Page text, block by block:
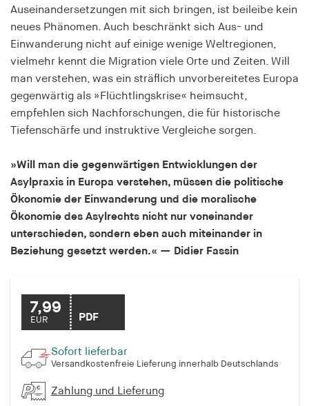
Auseinandersetzungen mit sich bringen, ist beileibe kein
neues Phänomen. Auch beschränkt sich Aus- und
Einwanderung nicht auf einige wenige Weltregionen,
vielmehr kennt die Migration viele Orte und Zeiten. Will
man verstehen, was ein sträflich unvorbereitetes Europa
gegenwärtig als » Flüchtlingskrise« heimsucht,
empfehlen sich Nachforschungen, die für historische
Tiefenschärfe und instruktive Vergleiche sorgen.
»Will man die gegenwärtigen Entwicklungen der
Asylpraxis in Europa verstehen, müssen die politische
Ökonomie der Einwanderung und die moralische
Ökonomie des Asylrechts nicht nur voneinander
unterschieden, sondern eben auch miteinander in
Beziehung gesetzt werden.« — Didier Fassin
7,99
EUR PDF
Sofort lieferbar
Versandkostenfreie Lieferung innerhalb Deutschlands
Zahlung und Lieferung
cookie_consent
Name:
cookie_consent
Anbieter:
hamburger-edition.de
Zweck:
für Cookies auf der aktuellen Domäne.
Cookie Laufzeit:
1 Jahr
fe_typo_user
Anbieter:
hamburger-edition.de
Cookie Laufzeit:
Sitzung